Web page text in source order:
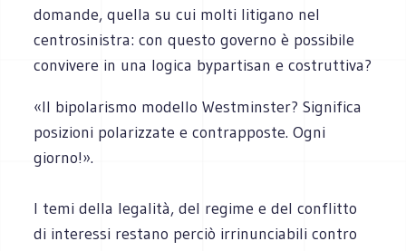
domande, quella su cui molti litigano nel
centrosinistra: con questo governo è possibile
convivere in una logica bypartisan e costruttiva?
«Il bipolarismo modello Westminster? Significa
posizioni polarizzate e contrapposte. Ogni
giorno!».
I temi della legalità, del regime e del conflitto
di interessi restano perciò irrinunciabili contro